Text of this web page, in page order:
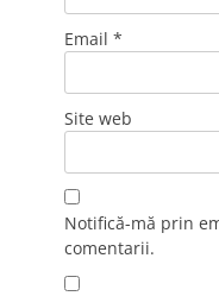
Email *
Site web
Notifică-mă prin
comentarii.